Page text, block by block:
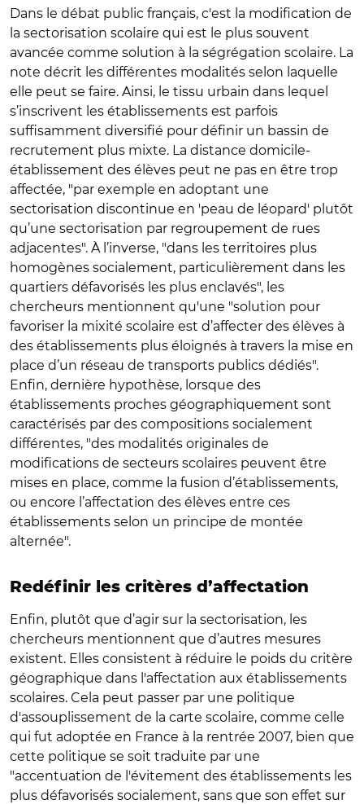
Dans le débat public français, c'est la modification de
la sectorisation scolaire qui est le plus souvent
avancée comme solution à la ségrégation scolaire. La
note décrit les différentes modalités selon laquelle
elle peut se faire. Ainsi, le tissu urbain dans lequel
s’inscrivent les établissements est parfois
suffisamment diversifié pour définir un bassin de
recrutement plus mixte. La distance domicile-
établissement des élèves peut ne pas en être trop
affectée, "par exemple en adoptant une
sectorisation discontinue en 'peau de léopard' plutôt
qu’une sectorisation par regroupement de rues
adjacentes". À l’inverse, "dans les territoires plus
homogènes socialement, particulièrement dans les
quartiers défavorisés les plus enclavés", les
chercheurs mentionnent qu'une "solution pour
favoriser la mixité scolaire est d’affecter des élèves à
des établissements plus éloignés à travers la mise en
place d’un réseau de transports publics dédiés".
Enfin, dernière hypothèse, lorsque des
établissements proches géographiquement sont
caractérisés par des compositions socialement
différentes, "des modalités originales de
modifications de secteurs scolaires peuvent être
mises en place, comme la fusion d’établissements,
ou encore l’affectation des élèves entre ces
établissements selon un principe de montée
alternée".
Redéfinir les critères d’affectation
Enfin, plutôt que d’agir sur la sectorisation, les
chercheurs mentionnent que d’autres mesures
existent. Elles consistent à réduire le poids du critère
géographique dans l'affectation aux établissements
scolaires. Cela peut passer par une politique
d'assouplissement de la carte scolaire, comme celle
qui fut adoptée en France à la rentrée 2007, bien que
cette politique se soit traduite par une
"accentuation de l'évitement des établissements les
plus défavorisés socialement, sans que son effet sur